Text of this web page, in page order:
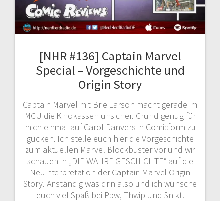
[NHR #136] Captain Marvel
Special – Vorgeschichte und
Origin Story
Captain Marvel mit Brie Larson macht gerade im
MCU die Kinokassen unsicher. Grund genug für
mich einmal auf Carol Danvers in Comicform zu
gucken. Ich stelle euch hier die Vorgeschichte
zum aktuellen Marvel Blockbuster vor und wir
schauen in „DIE WAHRE GESCHICHTE“ auf die
Neuinterpretation der Captain Marvel Origin
Story. Anständig was drin also und ich wünsche
euch viel Spaß bei Pow, Thwip und Snikt.